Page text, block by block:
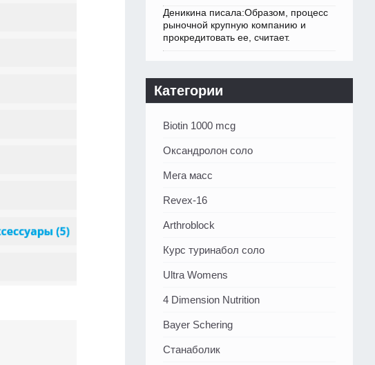
Деникина писала:Образом, процесс
рыночной крупную компанию и
прокредитовать ее, считает.
Категории
Biotin 1000 mcg
Оксандролон соло
Мега масс
Revex-16
Arthroblock
Курс туринабол соло
Ultra Womens
4 Dimension Nutrition
Bayer Schering
Станаболик